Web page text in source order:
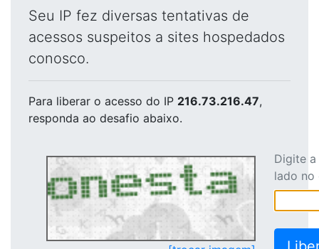
Seu IP fez diversas tentativas de
acessos suspeitos a sites hospedados
conosco.
Para liberar o acesso do IP 216.73.216.47,
responda ao desafio abaixo.
Digite
lado no